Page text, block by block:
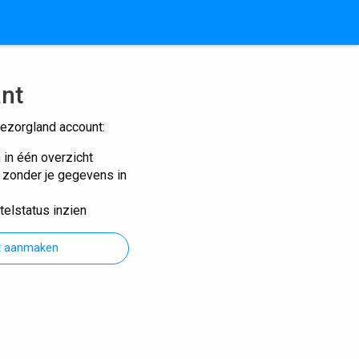
account:
één overzicht
je gegevens in
inzien